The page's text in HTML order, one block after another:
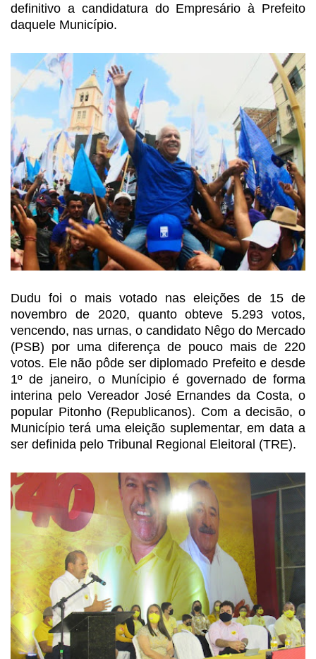
definitivo a candidatura do Empresário à Prefeito
daquele Município.
Dudu foi o mais votado nas eleições de 15 de
novembro de 2020, quanto obteve 5.293 votos,
vencendo, nas urnas, o candidato Nêgo do Mercado
(PSB) por uma diferença de pouco mais de 220
votos. Ele não pôde ser diplomado Prefeito e desde
1º de janeiro, o Munícipio é governado de forma
interina pelo Vereador José Ernandes da Costa, o
popular Pitonho(Republicanos). Com a decisão, o
Município terá uma eleição suplementar, em data a
ser definida pelo Tribunal Regional Eleitoral (TRE).